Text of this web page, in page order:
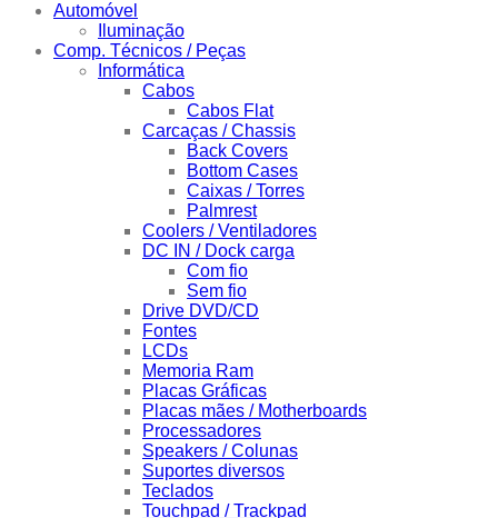
Automóvel
Iluminação
Comp. Técnicos / Peças
Informática
Cabos
Cabos Flat
Carcaças / Chassis
Back Covers
Bottom Cases
Caixas / Torres
Palmrest
Coolers / Ventiladores
DC IN / Dock carga
Com fio
Sem fio
Drive DVD/CD
Fontes
LCDs
Memoria Ram
Placas Gráficas
Placas mães / Motherboards
Processadores
Speakers / Colunas
Suportes diversos
Teclados
Touchpad / Trackpad